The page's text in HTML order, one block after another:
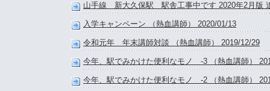
山手線 新大久保駅 駅舎工事中です 2020年2月版
入学キャンペーン （熱血講師） 2020/01/13
令和元年 年末講師対談 （熱血講師） 2019/12/29
今年、駅でみかけた便利なモノ -3 （熱血講師）
今年、駅でみかけた便利なモノ -2 （熱血講師）